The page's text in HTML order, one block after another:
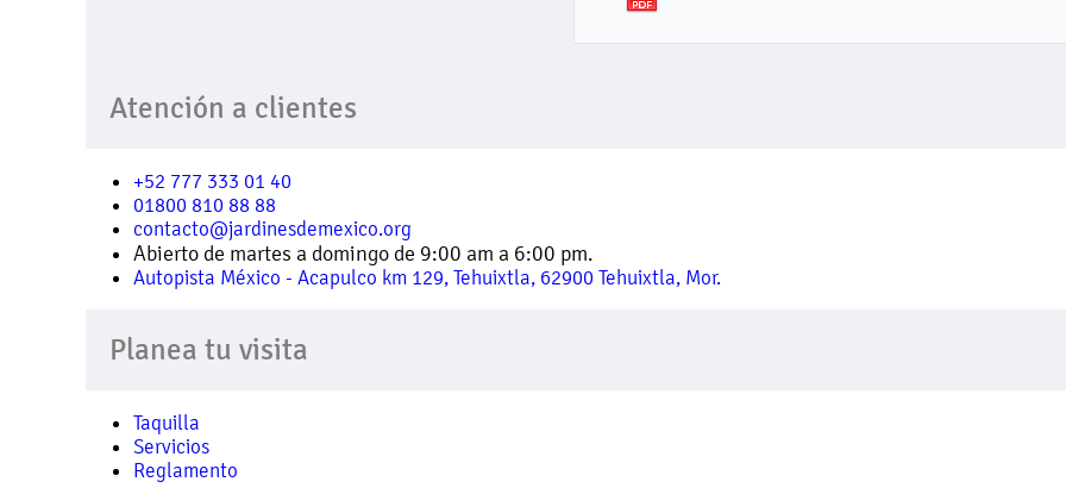
Atención a clientes
+52 777 333 01 40
01800 810 88 88
contacto@jardinesdemexico.org
Abierto de martes a domingo de 9:00 am a 6:00 pm.
Autopista México - Acapulco km 129, Tehuixtla, 62900 Tehuixtla, Mor.
Planea tu visita
Taquilla
Servicios
Reglamento